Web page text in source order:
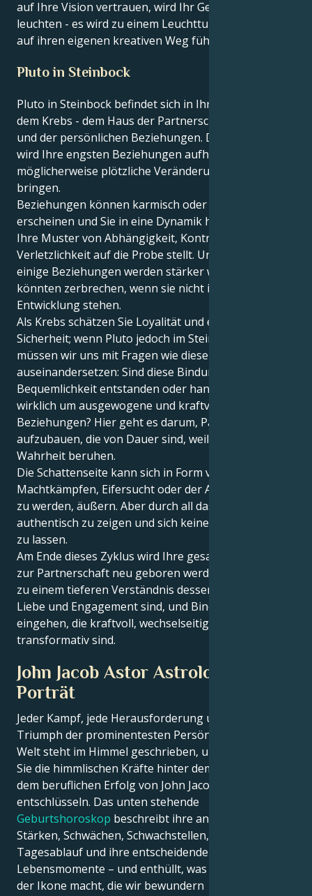
auf Ihre Vision vertrauen, wird Ihr Genie nicht nur
leuchten - es wird zu einem Leuchtturm, der andere
auf ihren eigenen kreativen Weg führt.
Pluto in Steinbock
Pluto in Steinbock befindet sich in Ihrem 7. Haus,
dem Krebs - dem Haus der Partnerschaft, der Ehe
und der persönlichen Beziehungen. Diese Position
wird Ihre engsten Beziehungen aufheizen - und
möglicherweise plötzliche Veränderungen mit sich
bringen.
Beziehungen können karmisch oder schicksalhaft
erscheinen und Sie in eine Dynamik hineinziehen, die
Ihre Muster von Abhängigkeit, Kontrolle und
Verletzlichkeit auf die Probe stellt. Und, und, und...
einige Beziehungen werden stärker werden - andere
könnten zerbrechen, wenn sie nicht im Dienste Ihrer
Entwicklung stehen.
Als Krebs schätzen Sie Loyalität und emotionale
Sicherheit; wenn Pluto jedoch im Steinbock steht,
müssen wir uns mit Fragen wie diesen
auseinandersetzen: Sind diese Bindungen aus
Bequemlichkeit entstanden oder handelt es sich
wirklich um ausgewogene und kraftvolle
Beziehungen? Hier geht es darum, Partnerschaften
aufzubauen, die von Dauer sind, weil sie auf
Wahrheit beruhen.
Die Schattenseite kann sich in Form von
Machtkämpfen, Eifersucht oder der Angst, verlassen
zu werden, äußern. Aber durch all das lernen Sie, sich
authentisch zu zeigen und sich keinen Mist gefallen
zu lassen.
Am Ende dieses Zyklus wird Ihre gesamte Einstellung
zur Partnerschaft neu geboren werden. Sie werden
zu einem tieferen Verständnis dessen gelangen, was
Liebe und Engagement sind, und Bindungen
eingehen, die kraftvoll, wechselseitig und
transformativ sind.
John Jacob Astor Astrologisches
Porträt
Jeder Kampf, jede Herausforderung und jeder
Triumph der prominentesten Persönlichkeiten der
Welt steht im Himmel geschrieben, und jetzt können
Sie die himmlischen Kräfte hinter dem Charme und
dem beruflichen Erfolg von John Jacob Astor
entschlüsseln. Das unten stehende
Geburtshoroskop beschreibt ihre angeborenen
Stärken, Schwächen, Schwachstellen, ihren
Tagesablauf und ihre entscheidenden
Lebensmomente – und enthüllt, was genau sie zu
der Ikone macht, die wir bewundern